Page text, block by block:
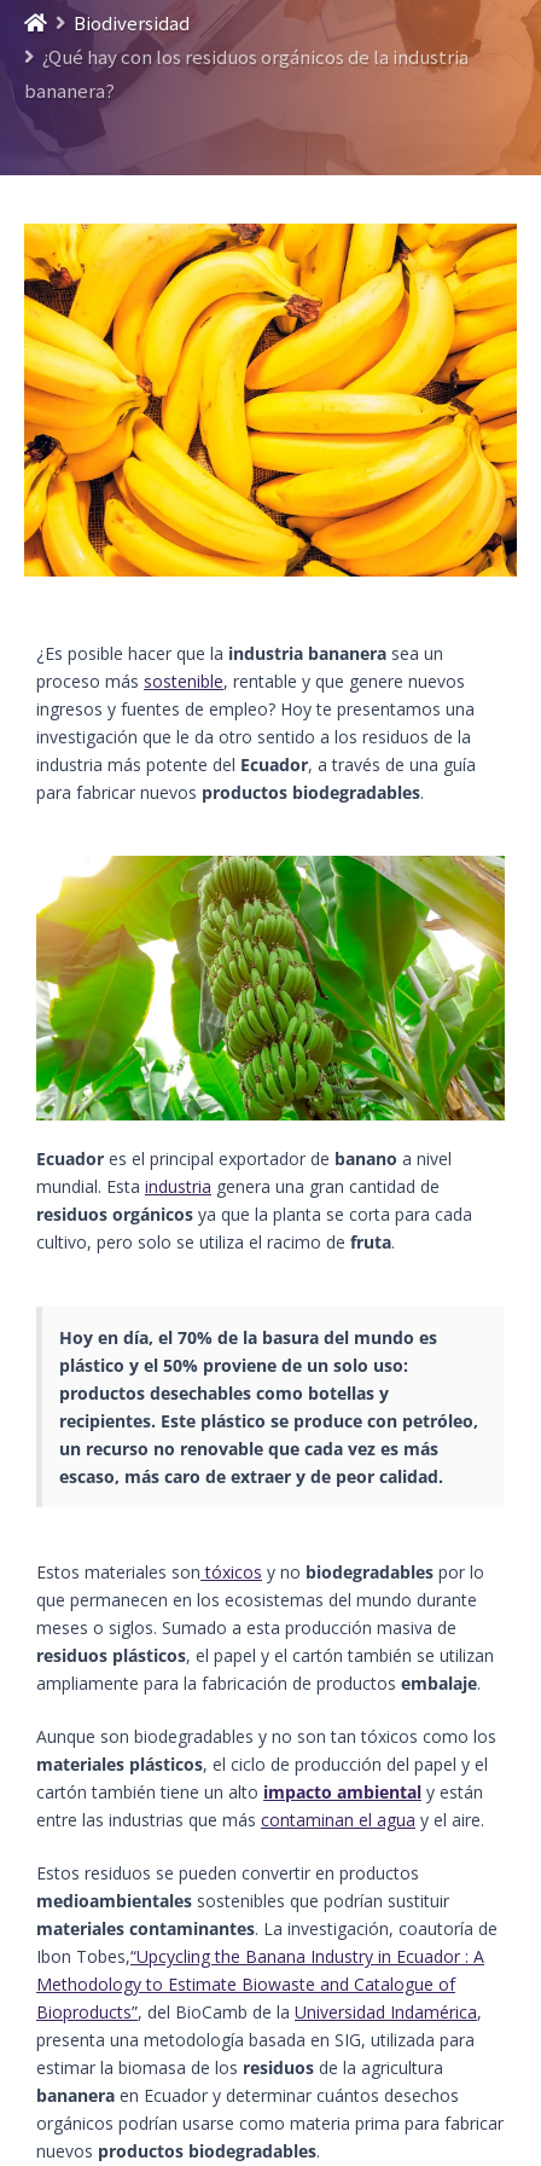
Biodiversidad
¿Qué hay con los residuos orgánicos de la industria
bananera?
¿Es posible hacer que la industria bananera sea un
proceso más sostenible, rentable y que genere nuevos
ingresos y fuentes de empleo? Hoy te presentamos una
investigación que le da otro sentido a los residuos de la
industria más potente del Ecuador, a través de una guía
para fabricar nuevos productos biodegradables.
Ecuador es el principal exportador de banano a nivel
mundial. Esta industria genera una gran cantidad de
residuos orgánicos ya que la planta se corta para cada
cultivo, pero solo se utiliza el racimo de fruta.
Hoy en día, el 70% de la basura del mundo es
plástico y el 50% proviene de un solo uso:
productos desechables como botellas y
recipientes. Este plástico se produce con petróleo,
un recurso no renovable que cada vez es más
escaso, más caro de extraer y de peor calidad.
Estos materiales son tóxicos y no biodegradables por lo
que permanecen en los ecosistemas del mundo durante
meses o siglos. Sumado a esta producción masiva de
residuos plásticos, el papel y el cartón también se utilizan
ampliamente para la fabricación de productos embalaje.
Aunque son biodegradables y no son tan tóxicos como los
materiales plásticos, el ciclo de producción del papel y el
cartón también tiene un alto impacto ambiental y están
entre las industrias que más contaminan el agua y el aire.
Estos residuos se pueden convertir en productos
medioambientales sostenibles que podrían sustituir
materiales contaminantes. La investigación, coautoría de
Ibon Tobes,“Upcycling the Banana Industry in Ecuador : A
Methodology to Estimate Biowaste and Catalogue of
Bioproducts”, del BioCamb de la Universidad Indamérica,
presenta una metodología basada en SIG, utilizada para
estimar la biomasa de los residuos de la agricultura
bananera en Ecuador y determinar cuántos desechos
orgánicos podrían usarse como materia prima para fabricar
nuevos productos biodegradables.